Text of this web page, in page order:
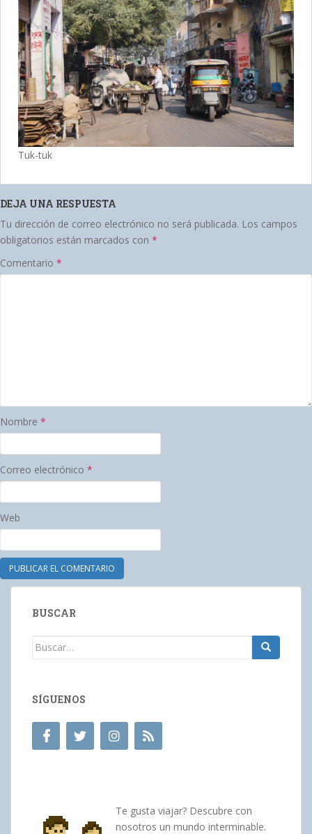
Tuk-tuk
DEJA UNA RESPUESTA
Tu dirección de correo electrónico no será publicada. Los campos
obligatorios están marcados con *
Comentario *
Nombre *
Correo electrónico *
Web
BUSCAR
Buscar:
SÍGUENOS
Te gusta viajar? Descubre con
nosotros un mundo interminable.